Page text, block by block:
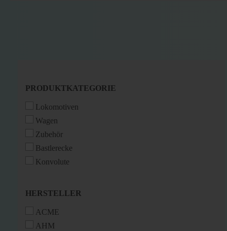
PRODUKTKATEGORIE
PRODUKTKATEGORIE
Lokomotiven
Wagen
Zubehör
Bastlerecke
Konvolute
HERSTELLER
HERSTELLER
ACME
AHM